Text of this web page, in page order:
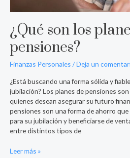
¿Qué son los
pensiones?
Finanzas Personales /Deja un
¿Está buscando una forma sólida y
jubilación? Los planes de pensiones
quienes desean asegurar su futuro
pensiones son una forma de ahorro
para su jubilación y beneficiarse de
entre distintos tipos de
Leer más »